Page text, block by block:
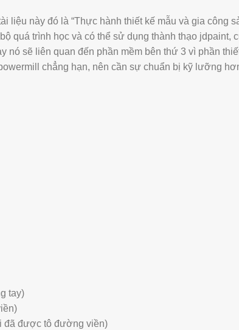
liệu này đó là “Thực hành thiết kế mẫu và gia công
quá trình học và có thể sử dụng thành thạo jdpaint,
nó sẽ liên quan đến phần mềm bên thứ 3 vì phần
chẳng hạn, nên cần sự chuẩn bị kỹ lưỡng
tay)
đã được tô đường viền)